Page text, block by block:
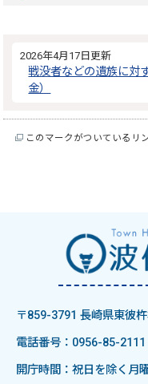
2026年4月17日更新
戦没者などの遺族に対
金）
このマークがついているリ
〒859-3791 長崎県東彼
電話番号：0956-85-2111
開庁時間：祝日を除く月